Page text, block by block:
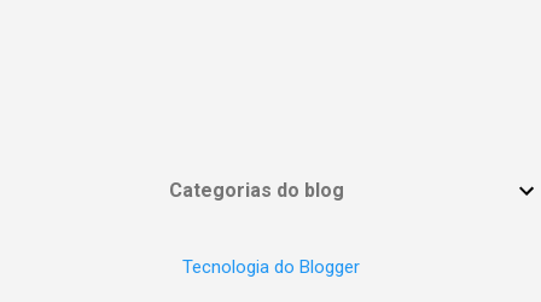
Categorias do blog
Tecnologia do Blogger